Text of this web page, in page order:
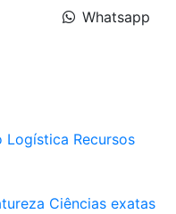
Whatsapp
Logística Recursos
Ciências exatas